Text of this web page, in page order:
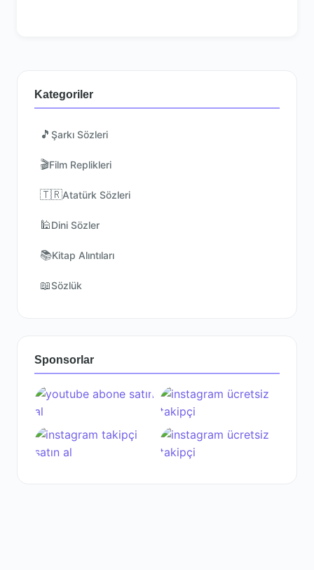
Kategoriler
🎵 Şarkı Sözleri
🎬Film Replikleri
🇹🇷Atatürk Sözleri
🕌Dini Sözler
📚Kitap Alıntıları
📖Sözlük
Sponsorlar